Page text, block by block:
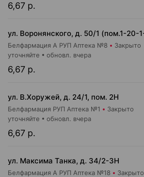
6,67 р.
Белфармация А РУП Аптека №8 Закрыто
6,67 р.
уточняйте обновл. вчера
ул. В.Хоружей, д. 24/1, пом. 2Н
Белфармация РУП Аптека №1 Закрыто
6,67 р.
уточняйте обновл. вчера
ул. Максима Танка, д. 34/2-3Н
Белфармация А РУП Аптека №18 Закрыто